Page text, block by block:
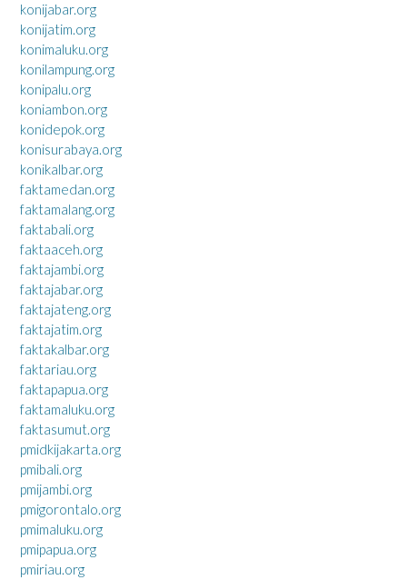
konijabar.org
konijatim.org
konimaluku.org
konilampung.org
konipalu.org
koniambon.org
konidepok.org
konisurabaya.org
konikalbar.org
faktamedan.org
faktamalang.org
faktabali.org
faktaaceh.org
faktajambi.org
faktajabar.org
faktajateng.org
faktajatim.org
faktakalbar.org
faktariau.org
faktapapua.org
faktamaluku.org
faktasumut.org
pmidkijakarta.org
pmibali.org
pmijambi.org
pmigorontalo.org
pmimaluku.org
pmipapua.org
pmiriau.org